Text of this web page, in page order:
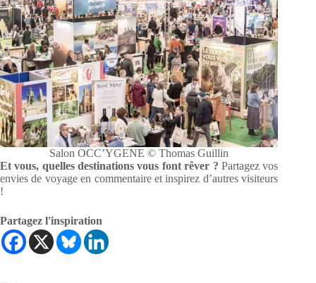
Salon OCC’YGENE © Thomas Guillin
Et vous, quelles destinations vous font rêver ? Partagez vos
envies de voyage en commentaire et inspirez d’autres visiteurs
!
Partagez l'inspiration